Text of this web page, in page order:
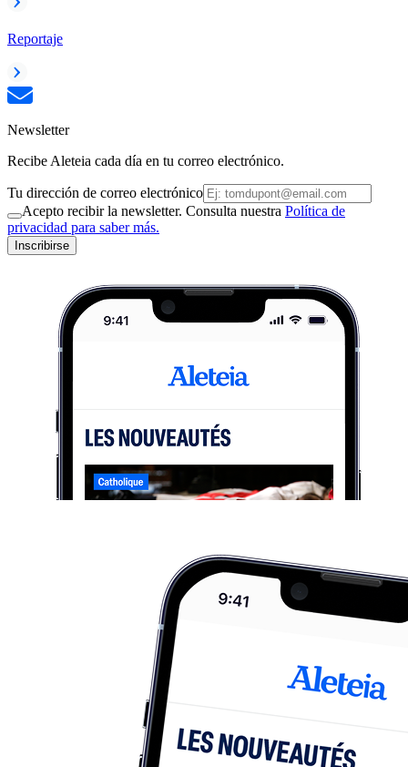
Reportaje
Newsletter
Recibe Aleteia cada día en tu correo electrónico.
Tu dirección de correo electrónico
Acepto recibir la newsletter. Consulta nuestra Política de
privacidad para saber más.
Inscribirse